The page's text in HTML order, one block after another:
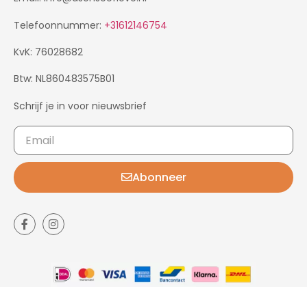
Telefoonnummer: +31612146754
KvK: 76028682
Btw: NL860483575B01
Schrijf je in voor nieuwsbrief
Abonneer